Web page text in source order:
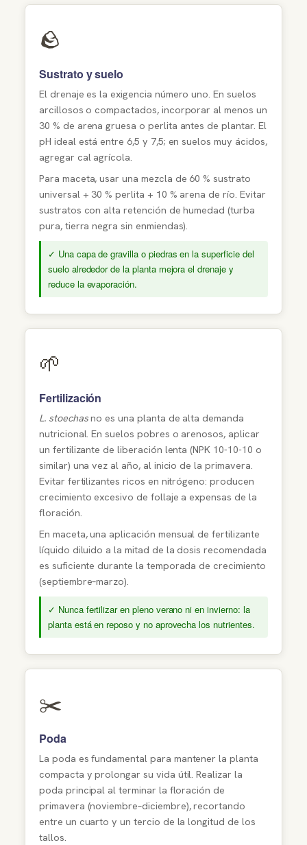
🪨
Sustrato y suelo
El drenaje es la exigencia número uno. En suelos
arcillosos o compactados, incorporar al menos un
30 % de arena gruesa o perlita antes de plantar. El
pH ideal está entre 6,5 y 7,5; en suelos muy ácidos,
agregar cal agrícola.
Para maceta, usar una mezcla de 60 % sustrato
universal + 30 % perlita + 10 % arena de río. Evitar
sustratos con alta retención de humedad (turba
pura, tierra negra sin enmiendas).
✓ Una capa de gravilla o piedras en la superficie del
suelo alrededor de la planta mejora el drenaje y
reduce la evaporación.
🌱
Fertilización
L. stoechasno es una planta de alta demanda
nutricional. En suelos pobres o arenosos, aplicar
un fertilizante de liberación lenta (NPK 10-10-10 o
similar) una vez al año, al inicio de la primavera.
Evitar fertilizantes ricos en nitrógeno: producen
crecimiento excesivo de follaje a expensas de la
floración.
En maceta, una aplicación mensual de fertilizante
líquido diluido a la mitad de la dosis recomendada
es suficiente durante la temporada de crecimiento
(septiembre–marzo).
✓ Nunca fertilizar en pleno verano ni en invierno: la
planta está en reposo y no aprovecha los nutrientes.
✂️
Poda
La poda es fundamental para mantener la planta
compacta y prolongar su vida útil. Realizar la
poda principal al terminar la floración de
primavera (noviembre–diciembre), recortando
entre un cuarto y un tercio de la longitud de los
tallos.